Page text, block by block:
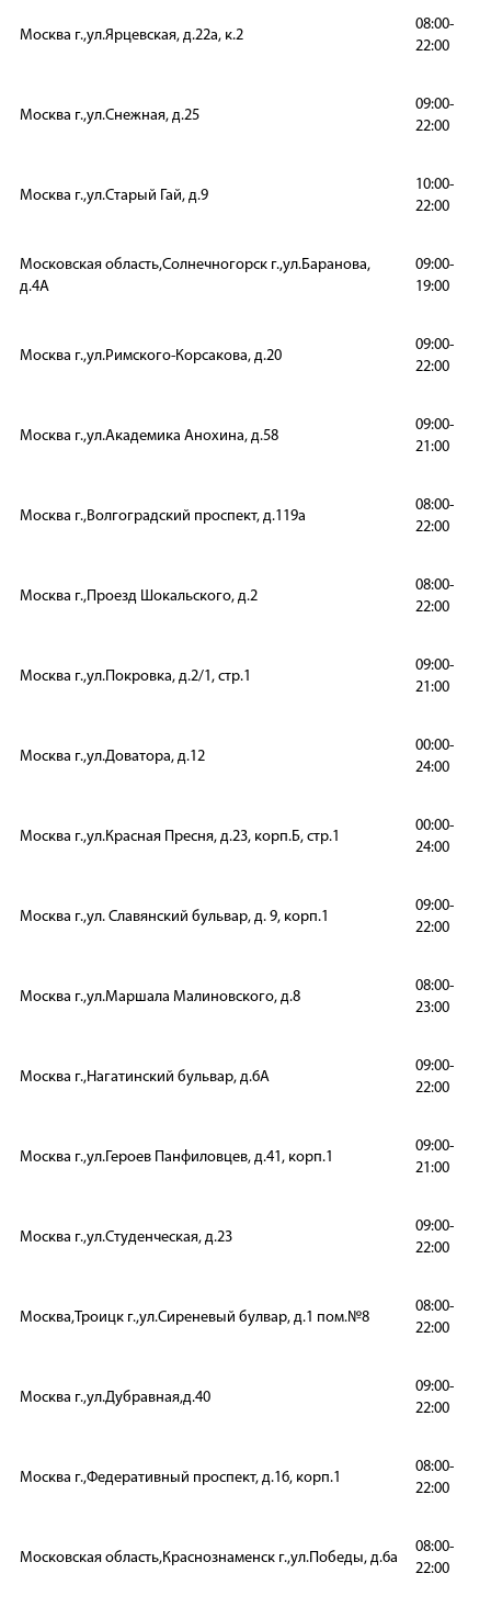
Москва г.,ул.Ярцевская, д.22а, к.2
08:00-
22:00
Москва г.,ул.Снежная, д.25
09:00-
22:00
Москва г.,ул.Старый Гай, д.9
10:00-
22:00
Московская область,Солнечногорск г.,ул.Баранова,
д.4А
09:00-
19:00
Москва г.,ул.Римского-Корсакова, д.20
09:00-
22:00
Москва г.,ул.Академика Анохина, д.58
09:00-
21:00
Москва г.,Волгоградский проспект, д.119а
08:00-
22:00
Москва г.,Проезд Шокальского, д.2
08:00-
22:00
Москва г.,ул.Покровка, д.2/1, стр.1
09:00-
21:00
Москва г.,ул.Доватора, д.12
00:00-
24:00
Москва г.,ул.Красная Пресня, д.23, корп.Б, стр.1
00:00-
24:00
Москва г.,ул. Славянский бульвар, д. 9, корп.1
09:00-
22:00
Москва г.,ул.Маршала Малиновского, д.8
08:00-
23:00
Москва г.,Нагатинский бульвар, д.6А
09:00-
22:00
Москва г.,ул.Героев Панфиловцев, д.41, корп.1
09:00-
21:00
Москва г.,ул.Студенческая, д.23
09:00-
22:00
Москва,Троицк г.,ул.Сиреневый булвар, д.1 пом.№8
08:00-
22:00
Москва г.,ул.Дубравная,д.40
09:00-
22:00
Москва г.,Федеративный проспект, д.16, корп.1
08:00-
22:00
Московская область,Краснознаменск г.,ул.Победы, д.6а
08:00-
22:00